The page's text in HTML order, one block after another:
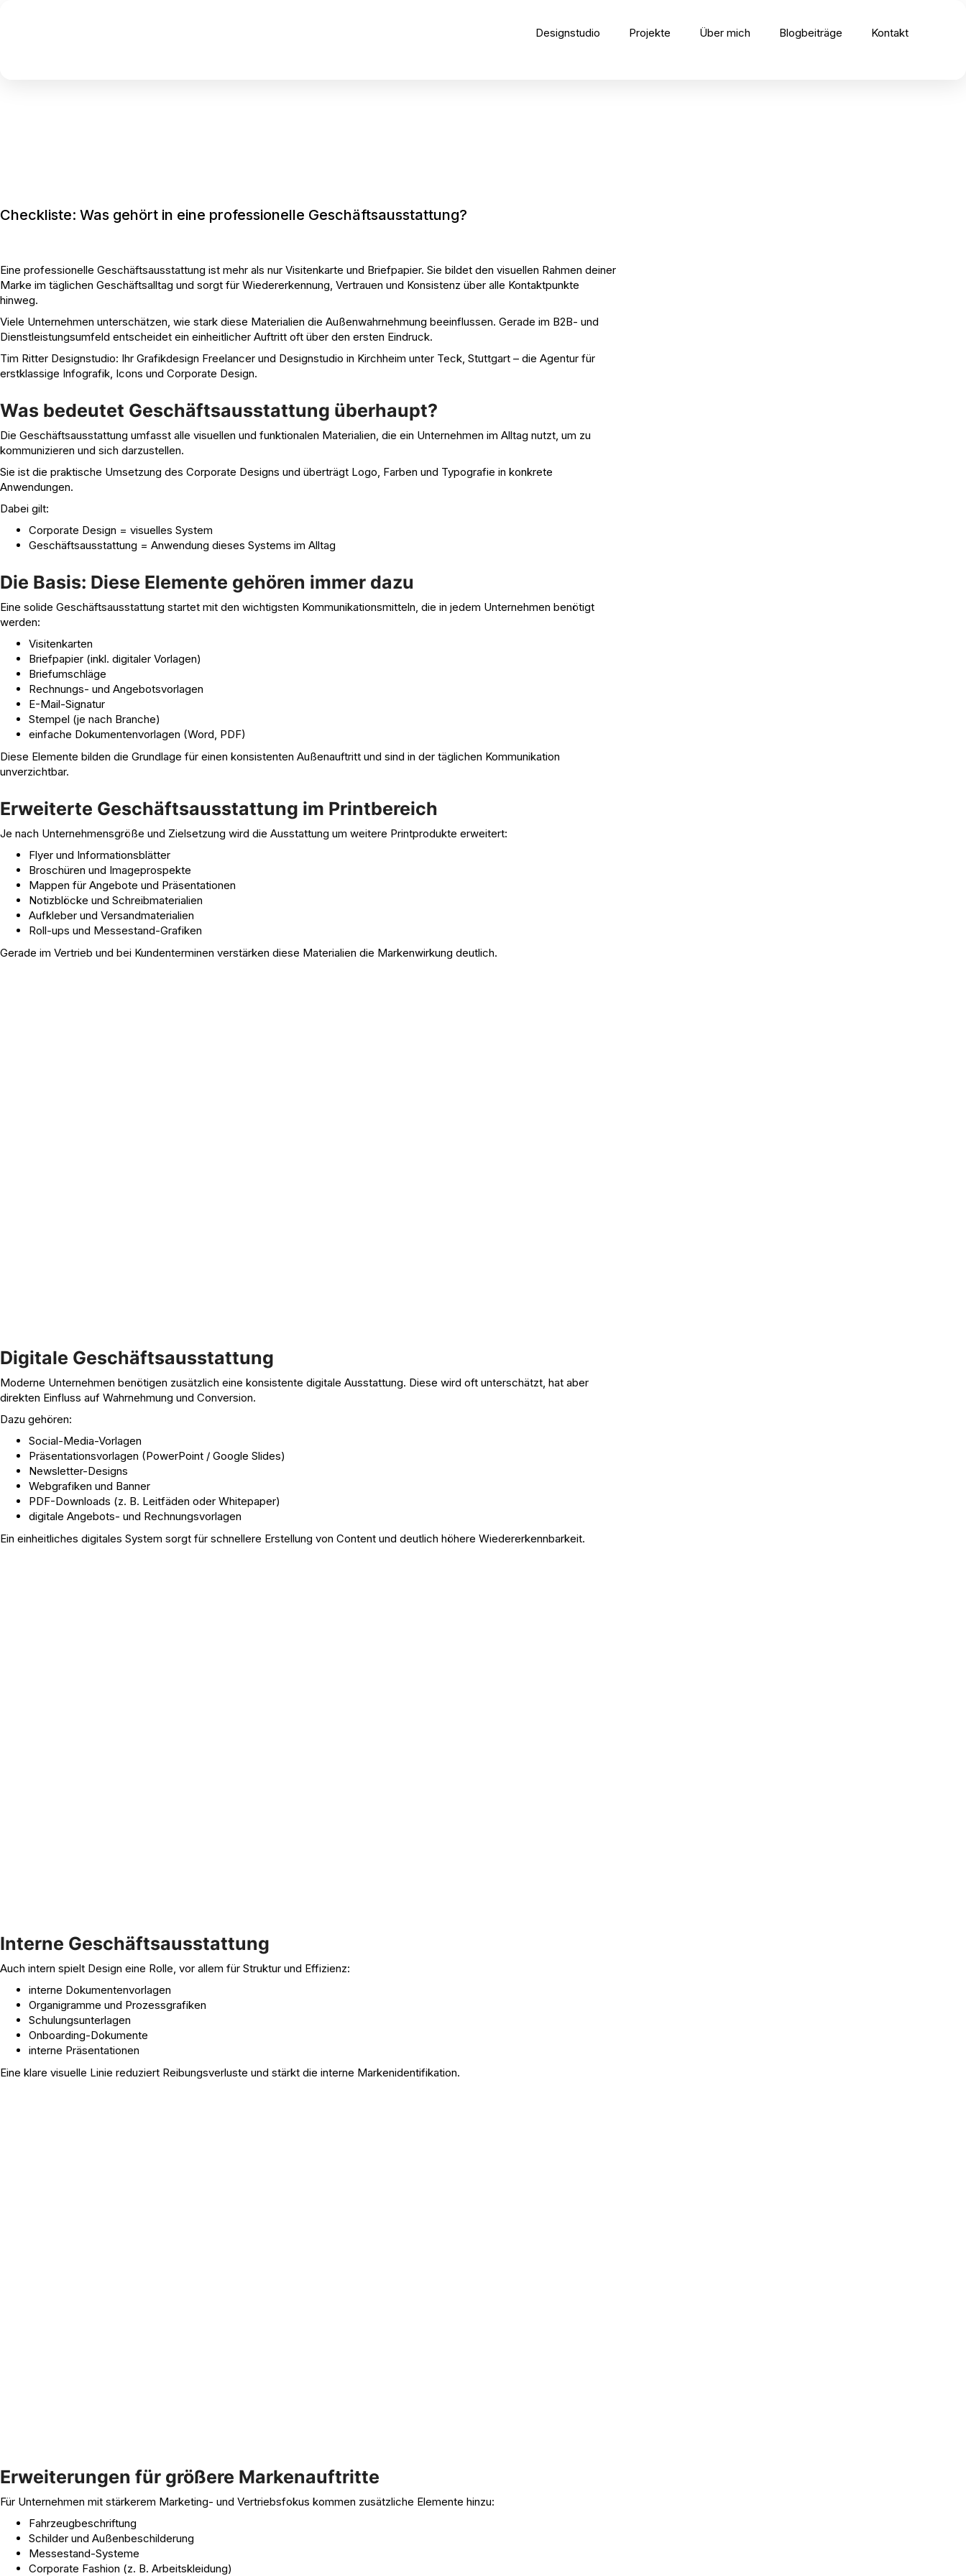
Designstudio Projekte Über mich Blogbeiträge Kontakt
Checkliste: Was gehört in eine professionelle Geschäftsausstattung?
Eine professionelle Geschäftsausstattung ist mehr als nur Visitenkarte und Briefpapier. Sie bildet den visuellen Rahmen deiner
Marke im täglichen Geschäftsalltag und sorgt für Wiedererkennung, Vertrauen und Konsistenz über alle Kontaktpunkte
hinweg.
Viele Unternehmen unterschätzen, wie stark diese Materialien die Außenwahrnehmung beeinflussen. Gerade im B2B- und
Dienstleistungsumfeld entscheidet ein einheitlicher Auftritt oft über den ersten Eindruck.
Tim Ritter Designstudio: Ihr Grafikdesign Freelancer und Designstudio in Kirchheim unter Teck, Stuttgart – die Agentur für
erstklassige Infografik, Icons und Corporate Design.
Was bedeutet Geschäftsausstattung überhaupt?
Die Geschäftsausstattung umfasst alle visuellen und funktionalen Materialien, die ein Unternehmen im Alltag nutzt, um zu
kommunizieren und sich darzustellen.
Sie ist die praktische Umsetzung des Corporate Designs und überträgt Logo, Farben und Typografie in konkrete
Anwendungen.
Dabei gilt:
Corporate Design = visuelles System
Geschäftsausstattung = Anwendung dieses Systems im Alltag
Die Basis: Diese Elemente gehören immer dazu
Eine solide Geschäftsausstattung startet mit den wichtigsten Kommunikationsmitteln, die in jedem Unternehmen benötigt
werden:
Visitenkarten
Briefpapier (inkl. digitaler Vorlagen)
Briefumschläge
Rechnungs- und Angebotsvorlagen
E-Mail-Signatur
Stempel (je nach Branche)
einfache Dokumentenvorlagen (Word, PDF)
Diese Elemente bilden die Grundlage für einen konsistenten Außenauftritt und sind in der täglichen Kommunikation
unverzichtbar.
Erweiterte Geschäftsausstattung im Printbereich
Je nach Unternehmensgröße und Zielsetzung wird die Ausstattung um weitere Printprodukte erweitert:
Flyer und Informationsblätter
Broschüren und Imageprospekte
Mappen für Angebote und Präsentationen
Notizblöcke und Schreibmaterialien
Aufkleber und Versandmaterialien
Roll-ups und Messestand-Grafiken
Gerade im Vertrieb und bei Kundenterminen verstärken diese Materialien die Markenwirkung deutlich.
Digitale Geschäftsausstattung
Moderne Unternehmen benötigen zusätzlich eine konsistente digitale Ausstattung. Diese wird oft unterschätzt, hat aber
direkten Einfluss auf Wahrnehmung und Conversion.
Dazu gehören:
Social-Media-Vorlagen
Präsentationsvorlagen (PowerPoint / Google Slides)
Newsletter-Designs
Webgrafiken und Banner
PDF-Downloads (z. B. Leitfäden oder Whitepaper)
digitale Angebots- und Rechnungsvorlagen
Ein einheitliches digitales System sorgt für schnellere Erstellung von Content und deutlich höhere Wiedererkennbarkeit.
Interne Geschäftsausstattung
Auch intern spielt Design eine Rolle, vor allem für Struktur und Effizienz:
interne Dokumentenvorlagen
Organigramme und Prozessgrafiken
Schulungsunterlagen
Onboarding-Dokumente
interne Präsentationen
Eine klare visuelle Linie reduziert Reibungsverluste und stärkt die interne Markenidentifikation.
Erweiterungen für größere Markenauftritte
Für Unternehmen mit stärkerem Marketing- und Vertriebsfokus kommen zusätzliche Elemente hinzu:
Fahrzeugbeschriftung
Schilder und Außenbeschilderung
Messestand-Systeme
Corporate Fashion (z. B. Arbeitskleidung)